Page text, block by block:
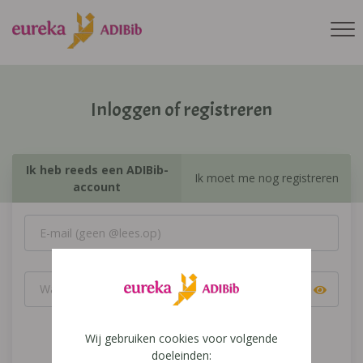
Inloggen of registreren
Ik heb reeds een ADIBib-
account
Ik moet me nog registreren
Inloggen
Wij gebruiken cookies voor volgende
doeleinden: